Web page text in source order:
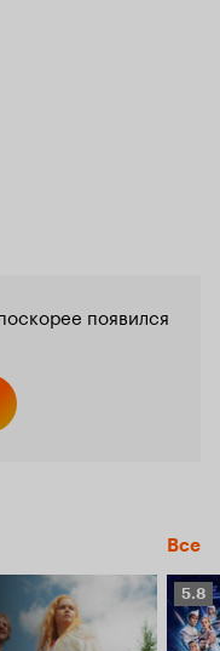
появился
Все
5.8
5.8